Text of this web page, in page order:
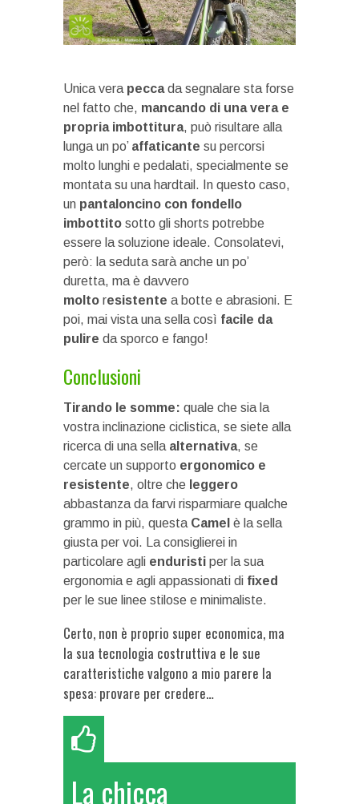
Unica vera peccada segnalare sta forse
nel fatto che, mancando di una vera e
propria imbottitura, può risultare alla
lunga un po’ affaticante su percorsi
molto lunghi e pedalati, specialmente se
montata su una hardtail. In questo caso,
un pantaloncino con fondello
imbottito sotto gli shorts potrebbe
essere la soluzione ideale. Consolatevi,
però: la seduta sarà anche un po’
duretta, ma è davvero
molto resistente a botte e abrasioni. E
poi, mai vista una sella così facile da
pulire da sporco e fango!
Conclusioni
Tirando le somme: quale che sia la
vostra inclinazione ciclistica, se siete alla
ricerca di una sella alternativa, se
cercate un supporto ergonomico e
resistente, oltre che leggero
abbastanza da farvi risparmiare qualche
grammo in più, questa Camel è la sella
giusta per voi. La consiglierei in
particolare agli enduristi per la sua
ergonomia e agli appassionati di fixed
per le sue linee stilose e minimaliste.
Certo, non è proprio super economica, ma
la sua tecnologia costruttiva e le sue
caratteristiche valgono a mio parere la
spesa: provare per credere…
La chicca